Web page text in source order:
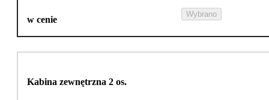
w cenie
Wybrano
Kabina zewnętrzna 2 os.